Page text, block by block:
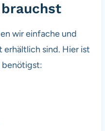
wir einfache und
sind. Hier ist
benötigst: